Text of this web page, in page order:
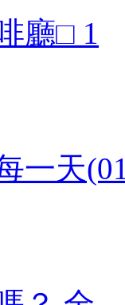
廳□ 1
一天